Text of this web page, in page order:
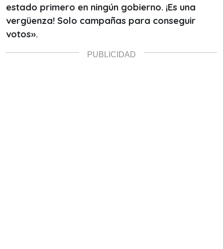
estado primero en ningún gobierno. ¡Es una
vergüenza! Solo campañas para conseguir
votos».